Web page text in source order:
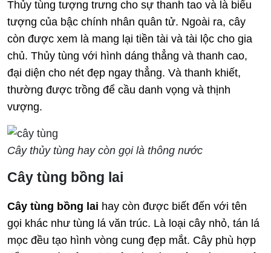
Thủy tùng tượng trưng cho sự thanh tao và là biểu
tượng của bậc chính nhân quân tử. Ngoài ra, cây
còn được xem là mang lại tiền tài và tài lộc cho gia
chủ. Thủy tùng với hình dáng thẳng và thanh cao,
đại diện cho nét đẹp ngay thẳng. Và thanh khiết,
thường được trồng để cầu danh vọng và thịnh
vượng.
Cây thủy tùng hay còn gọi là thông nước
Cây tùng bồng lai
Cây tùng bồng lai hay còn được biết đến với tên
gọi khác như tùng lá văn trúc. Là loại cây nhỏ, tán lá
mọc đều tạo hình vòng cung đẹp mắt. Cây phù hợp